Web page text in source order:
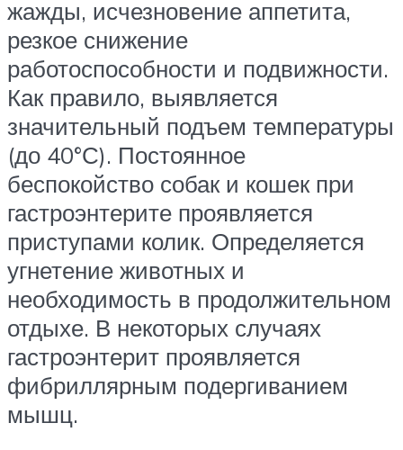
жажды, исчезновение аппетита,
резкое снижение
работоспособности и подвижности.
Как правило, выявляется
значительный подъем температуры
(до 40°С). Постоянное
беспокойство собак и кошек при
гастроэнтерите проявляется
приступами колик. Определяется
угнетение животных и
необходимость в продолжительном
отдыхе. В некоторых случаях
гастроэнтерит проявляется
фибриллярным подергиванием
мышц.